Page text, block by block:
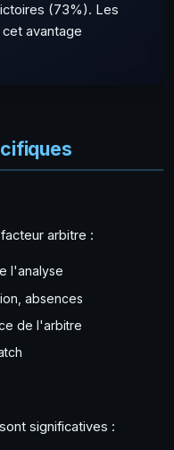
(73%). Les
avantage
arbitre :
l'analyse
absences
de l'arbitre
significatives :